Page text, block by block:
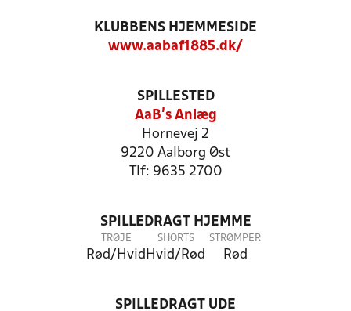
KLUBBENS HJEMMESIDE
www.aabaf1885.dk/
SPILLESTED
AaB's Anlæg
Hornevej 2
9220 Aalborg Øst
Tlf: 9635 2700
SPILLEDRAGT HJEMME
TRØJE
Rød/Hvid
SHORTS
Hvid/Rød
STRØMPER
Rød
SPILLEDRAGT UDE